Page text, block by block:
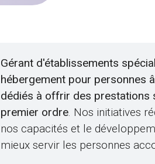
Gérant d'établissements
hébergement pour personnes
dédiés à offrir des prestations
premier ordre. Nos initiatives
nos capacités et le
mieux servir les personnes